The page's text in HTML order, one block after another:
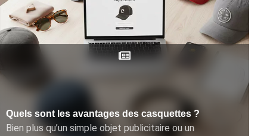
Quels sont les avantages des casquettes ?
Bien plus qu’un simple objet publicitaire ou un